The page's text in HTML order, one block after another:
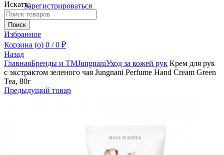
Зарегистрироваться
Искать:
Поиск
Избранное
Корзина (o) 0 / 0 ₽
Назад
ГлавнаяБренды и ТМJungnaniУход за кожей рук Крем для рук
с экстрактом зеленого чая Jungnani Perfume Hand Cream Green
Tea, 80г
Предыдущий товар